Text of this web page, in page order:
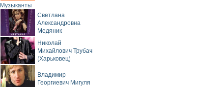
Музыканты
Светлана
Александровна
Медяник
Николай
Михайлович Трубач
(Харьковец)
Владимир
Георгиевич Мигуля